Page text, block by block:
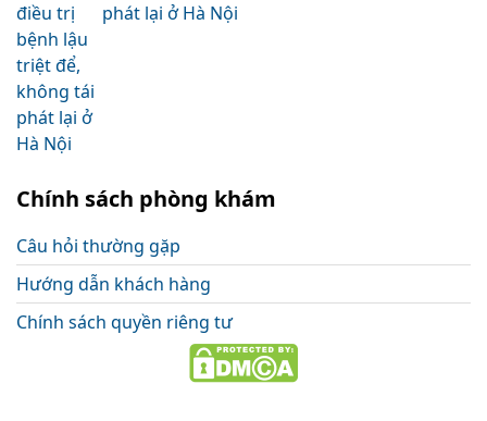
phát lại ở Hà Nội
Chính sách phòng khám
Câu hỏi thường gặp
Hướng dẫn khách hàng
Chính sách quyền riêng tư